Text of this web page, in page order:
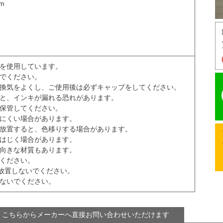
使用しています。
ください。
気をよくし、ご使用後は必ずキャップをしてください。
、インキが漏れる恐れがあります。
管してください。
くい場合があります。
置すると、色移りする場合があります。
じく場合があります。
きな材質もあります。
ださい。
しないでください。
いでください。
らからメーカーへ直接お問い合わせいただけます